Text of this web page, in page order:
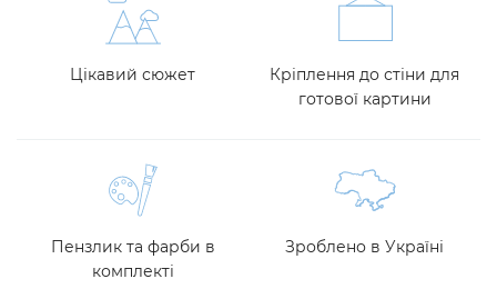
Цікавий сюжет
Кріплення до стіни для
готової картини
Пензлик та фарби в
комплекті
Зроблено в Україні